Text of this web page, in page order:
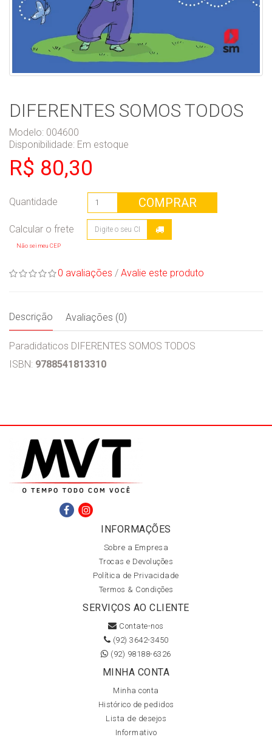
DIFERENTES SOMOS TODOS
Modelo: 004600
Disponibilidade: Em estoque
R$ 80,30
Quantidade COMPRAR
Não sei meu CEP
0 avaliações / Avalie este produto
Descrição Avaliações (0)
Paradidaticos DIFERENTES SOMOS TODOS
ISBN: 9788541813310
INFORMAÇÕES
Sobre a Empresa
Trocas e Devoluções
Política de Privacidade
Termos & Condições
SERVIÇOS AO CLIENTE
Contate-nos
(92) 3642-3450
(92) 98188-6326
MINHA CONTA
Minha conta
Histórico de pedidos
Lista de desejos
Informativo